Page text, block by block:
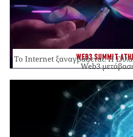
WEB3 SUMMIT
Το Internet ξαναγράφεται. Η
Web3